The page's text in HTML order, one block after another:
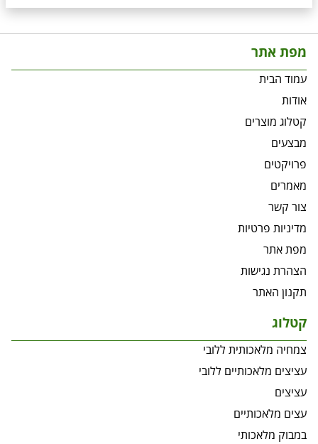
מפת אתר
עמוד הבית
אודות
קטלוג מוצרים
מבצעים
פרויקטים
מאמרים
צור קשר
מדיניות פרטיות
מפת אתר
הצהרת נגישות
תקנון האתר
קטלוג
צמחיה מלאכותית ללובי
עציצים מלאכותיים ללובי
עציצים
עצים מלאכותיים
במבוק מלאכותי